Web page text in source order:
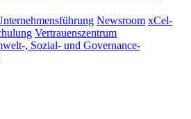
Newsroom xCel-
Vertrauenszentrum
, Sozial- und Governance-